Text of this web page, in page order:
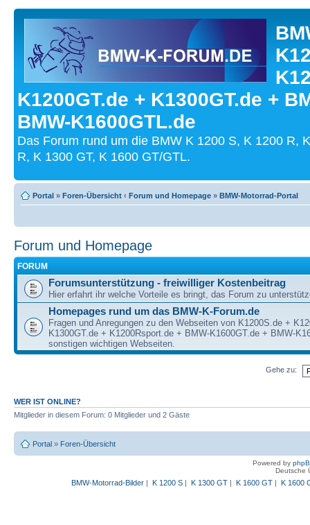
K1200GT.de + K1300GT.de +
BMW-K1600GTL.de
Das Forum rund um die BMW K 1200 S, K 1200 R,
R, K 1300 GT, K 1600 GT/GTL.
Portal » Foren-Übersicht ‹ Forum und Homepage » BMW-Motorrad-Portal
Forum und Homepage
FORUM
Forumsunterstützung - freiwilliger Kostenbeitrag
Hier erfahrt ihr welche Vorteile es bringt, das Forum zu
Homepages rund um das BMW-K-Forum.de
Fragen und Anregungen zu den Webseiten von K1200S.de +
K1300GT.de + K1200Rsport.de + BMW-K1600GT.de + BMW-
sonstigen wichtigen Webseiten.
Gehe zu:
WER IST ONLINE?
Mitglieder in diesem Forum: 0 Mitglieder und 2 Gäste
Portal » Foren-Übersicht
Powered by
Deutsche
BMW-Motorrad-Bilder| K 1200 S| K 1300 GT| K 1600 GT| K 1600